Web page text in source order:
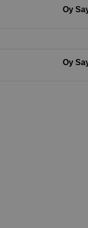
Oy
Oy